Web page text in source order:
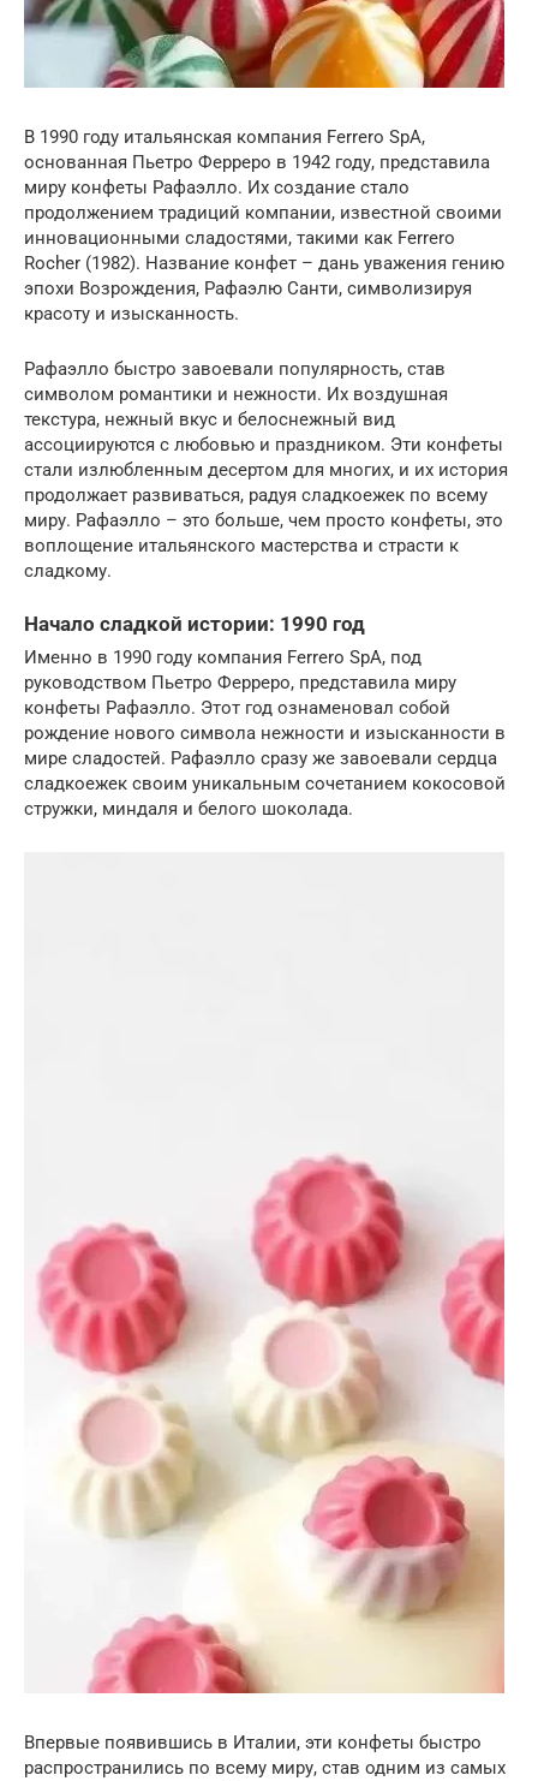
В 1990 году итальянская компания Ferrero SpA,
основанная Пьетро Ферреро в 1942 году, представила
миру конфеты Рафаэлло. Их создание стало
продолжением традиций компании, известной своими
инновационными сладостями, такими как Ferrero
Rocher (1982). Название конфет – дань уважения гению
эпохи Возрождения, Рафаэлю Санти, символизируя
красоту и изысканность.
Рафаэлло быстро завоевали популярность, став
символом романтики и нежности. Их воздушная
текстура, нежный вкус и белоснежный вид
ассоциируются с любовью и праздником. Эти конфеты
стали излюбленным десертом для многих, и их история
продолжает развиваться, радуя сладкоежек по всему
миру. Рафаэлло – это больше, чем просто конфеты, это
воплощение итальянского мастерства и страсти к
сладкому.
Начало сладкой истории: 1990 год
Именно в 1990 году компания Ferrero SpA, под
руководством Пьетро Ферреро, представила миру
конфеты Рафаэлло. Этот год ознаменовал собой
рождение нового символа нежности и изысканности в
мире сладостей. Рафаэлло сразу же завоевали сердца
сладкоежек своим уникальным сочетанием кокосовой
стружки, миндаля и белого шоколада.
Впервые появившись в Италии, эти конфеты быстро
распространились по всему миру, став одним из самых